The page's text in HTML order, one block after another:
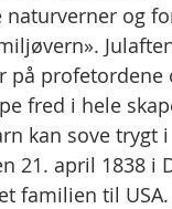
og
på
fred i hele
kan sove trygt
21. april 1838 i
familien til